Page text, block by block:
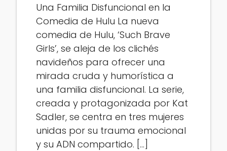
Una Familia Disfuncional en la
Comedia de Hulu La nueva
comedia de Hulu, ‘Such Brave
Girls’, se aleja de los clichés
navideños para ofrecer una
mirada cruda y humorística a
una familia disfuncional. La serie,
creada y protagonizada por Kat
Sadler, se centra en tres mujeres
unidas por su trauma emocional
y su ADN compartido. […]